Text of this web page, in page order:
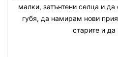
малки, затънтени селца и да
губя, да намирам нови
старите и да